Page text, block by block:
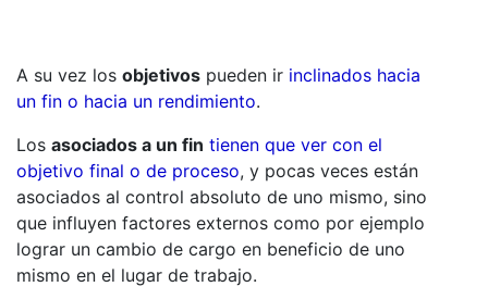
A su vez los objetivos pueden ir inclinados hacia
un fin o hacia un rendimiento.
Los asociados a un fin tienen que ver con el
objetivo final o de proceso, y pocas veces están
asociados al control absoluto de uno mismo, sino
que influyen factores externos como por ejemplo
lograr un cambio de cargo en beneficio de uno
mismo en el lugar de trabajo.